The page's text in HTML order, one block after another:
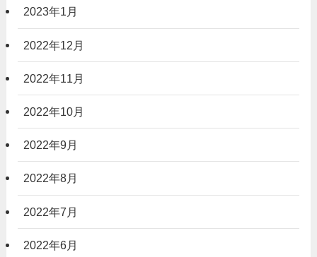
2023年1月
2022年12月
2022年11月
2022年10月
2022年9月
2022年8月
2022年7月
2022年6月